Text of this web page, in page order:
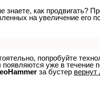
знаете, как продвигать?
на увеличение его
попробуйте
появляются уже в течение
за бустер вернут